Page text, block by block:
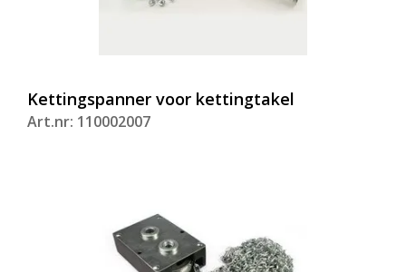
Kettingspanner voor kettingtakel
Art.nr: 110002007